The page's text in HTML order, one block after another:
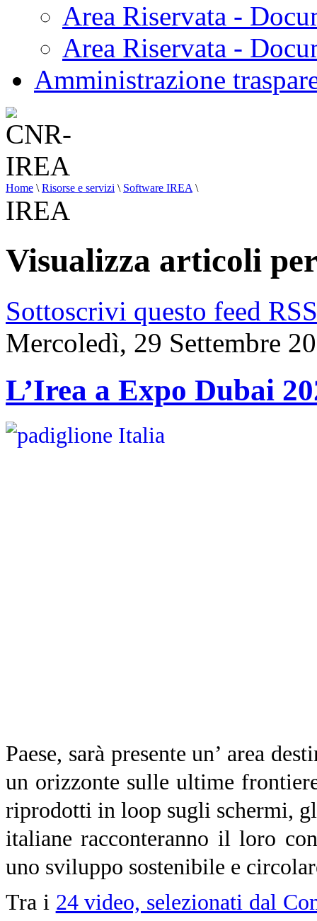
Area Riservata -
Area Riservata -
Amministrazione
Home \ Risorse e servizi \ Software IREA \
IREA
Visualizza articoli
Sottoscrivi questo feed RSS
Mercoledì, 29 Settembre
L’Irea a Expo Dubai
Paese, sarà presente un’ area
un orizzonte sulle ultime
riprodotti in loop sugli schermi,
italiane racconteranno il loro
uno sviluppo sostenibile e
Tra i 24 video, selezionati dal